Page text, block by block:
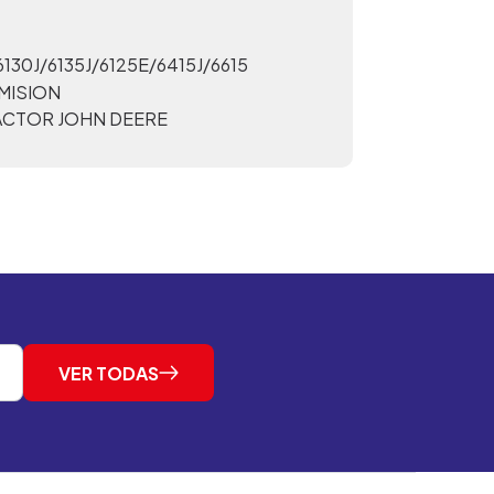
6135J/6125E/6415J/6615
JOHN DEERE
VER TODAS